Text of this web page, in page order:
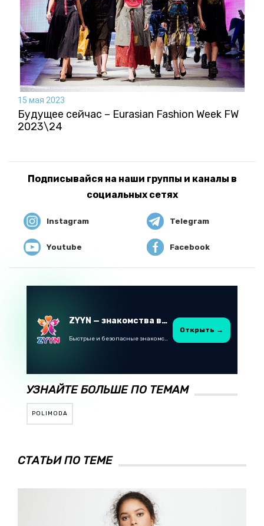
15 мая 2023
Будущее сейчас – Eurasian Fashion Week FW
2023\24
Подписывайся на наши группы и каналы в
социальных сетях
Instagram Telegram
Youtube Facebook
ZYYN — знакомства в Казахстане
Быстрые и безопасные знакомства в Telegram
Открыть →
УЗНАЙТЕ БОЛЬШЕ ПО ТЕМАМ
POLIMODA
СТАТЬИ ПО ТЕМЕ